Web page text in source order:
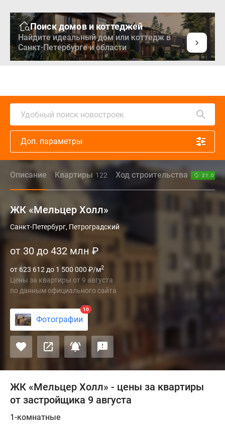
Поиск домов и коттеджей
Найдите идеальный дом или коттедж в
Санкт-Петербурге и области
Удобный поиск новостроек
Доп. параметры
Описание Квартиры 122 Ход строительства
ЖК «Мельцер Холл»
ЖК
«Мельцер
Холл»
новый
жилой
элитного
класса
в
Петроградском
районе
Санкт-
Петербурга.
Локация
исторический
Санкт-Петербург, Петроградский
от 30 до 432 млн ₽
от 623 612 до 1 500 000 ₽/м2
Цены за квартиры от9 августа
по данным официального сайта
Фотографии
10
ЖК «Мельцер Холл» - цены за квартиры
от застройщика 9 августа
1-комнатные